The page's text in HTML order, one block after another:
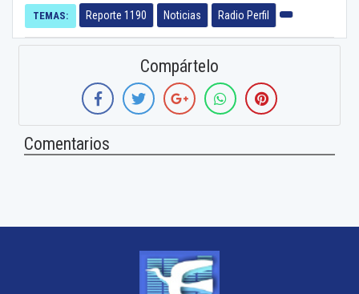
TEMAS: Reporte 1190 Noticias Radio Perfil
Compártelo
Comentarios